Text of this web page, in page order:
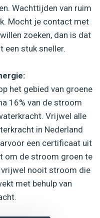
Wachttijden van ruim
Mocht je contact met
zoeken, dan is dat
een stuk sneller.
het gebied van groene
16% van de stroom
Vrijwel alle
in Nederland
een certificaat uit
om de stroom groen te
nooit stroom die
met behulp van